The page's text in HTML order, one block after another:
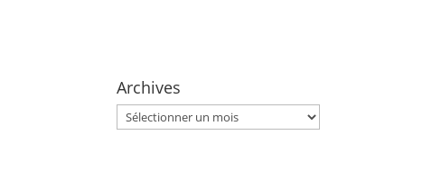
Archives
Archives